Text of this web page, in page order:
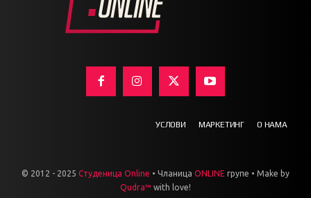
УСЛОВИ МАРКЕТИНГ О НАМА
© 2012 - 2025 Студеница Online • Чланица ONLINE групе • Make by
Qudra™ with love!